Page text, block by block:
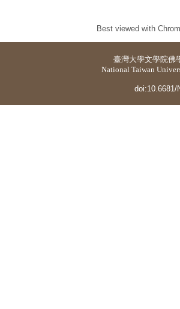
Best viewed with
臺灣大學文學院佛
National Taiwan
doi:10.6681/